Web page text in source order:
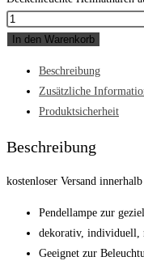
In den Warenkorb
Beschreibung
Zusätzliche
Produktsicherheit
Beschreibung
kostenloser Versand
Pendellampe zur
dekorativ, individuell,
Geeignet zur